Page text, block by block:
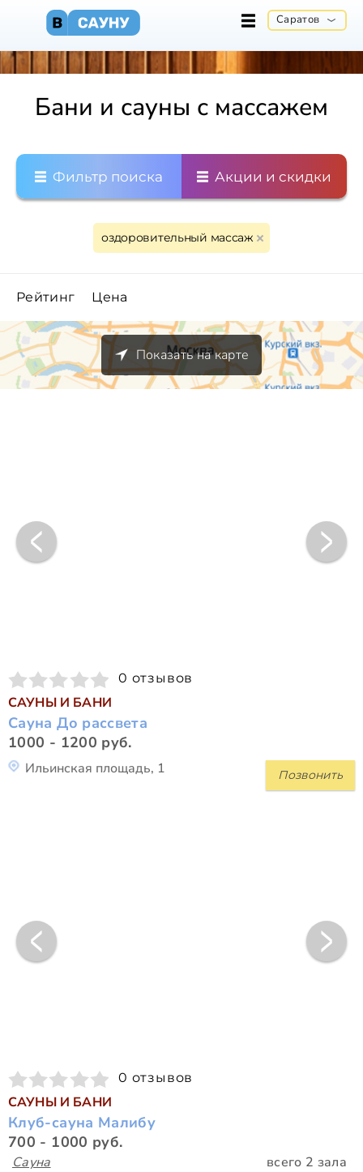
Саратов
Бани и сауны с массажем
Фильтр поиска Акции и скидки
оздоровительный массаж
Рейтинг Цена
Показать на карте
0 отзывов
САУНЫ И БАНИ
Сауна До рассвета
1000 - 1200 руб.
Позвонить
Ильинская площадь, 1
0 отзывов
САУНЫ И БАНИ
Клуб-сауна Малибу
700 - 1000 руб.
Сауна всего 2 зала